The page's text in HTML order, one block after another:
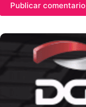
Publicar comentario